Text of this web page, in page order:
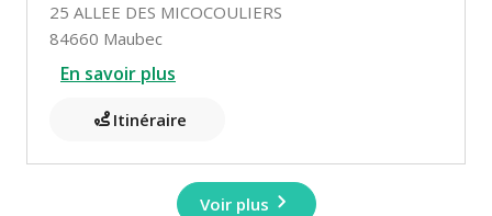
25 ALLEE DES MICOCOULIERS
84660 Maubec
En savoir plus
Itinéraire
Voir plus